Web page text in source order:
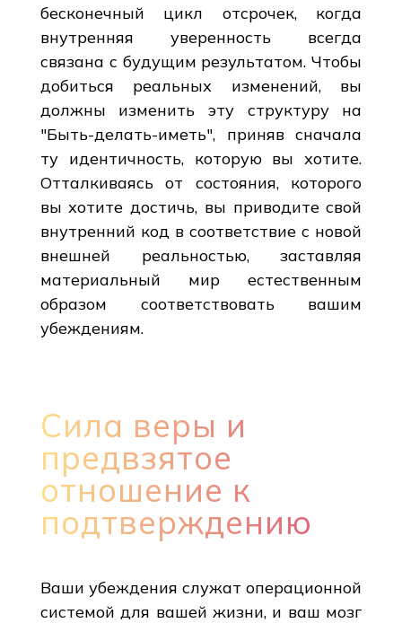
бесконечный цикл отсрочек, когда
внутренняя уверенность всегда
связана с будущим результатом. Чтобы
добиться реальных изменений, вы
должны изменить эту структуру на
"Быть-делать-иметь", приняв сначала
ту идентичность, которую вы хотите.
Отталкиваясь от состояния, которого
вы хотите достичь, вы приводите свой
внутренний код в соответствие с новой
внешней реальностью, заставляя
материальный мир естественным
образом соответствовать вашим
убеждениям.
Сила веры и
предвзятое
отношение к
подтверждению
Ваши убеждения служат операционной
системой для вашей жизни, и ваш мозг